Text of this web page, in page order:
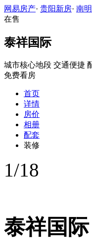
网易房产· 贵阳新房· 南明
在售
泰祥国际
城市核心地段 交通便捷
免费看房
首页
详情
房价
相册
配套
装修
1/18
泰祥国